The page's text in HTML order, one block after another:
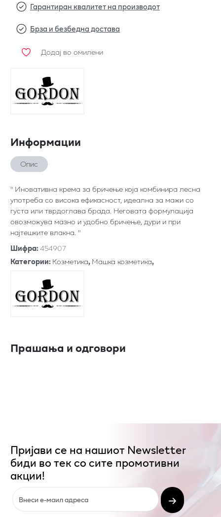
Гарантиран квалитет на производот
Брза и безбедна достава
Додај во омилени
Информации
Опис
" Иновативна крема за бричење која комбинира лесна
употреба со висока ефикасност, идеална за мажи со
густа или тврдоглава брада. Неговата формулација
овозможува мазно и удобно бричење, дури и при
најтешките влакна. "
Шифра:454907
Категории:Козметика,Машка козметика,
Прашања и одговори
Пријави се на нашиот Newsletter
биди во тек со сите промотивни
акции!